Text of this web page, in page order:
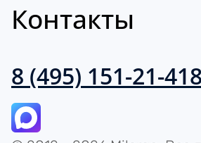
Контакты
8 (495) 151-21-41